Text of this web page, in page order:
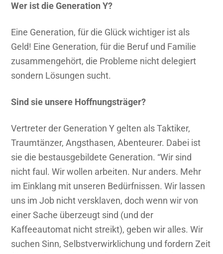
Wer ist die Generation Y?
Eine Generation, für die Glück wichtiger ist als
Geld! Eine Generation, für die Beruf und Familie
zusammengehört, die Probleme nicht delegiert
sondern Lösungen sucht.
Sind sie unsere Hoffnungsträger?
Vertreter der Generation Y gelten als Taktiker,
Traumtänzer, Angsthasen, Abenteurer. Dabei ist
sie die bestausgebildete Generation. “Wir sind
nicht faul. Wir wollen arbeiten. Nur anders. Mehr
im Einklang mit unseren Bedürfnissen. Wir lassen
uns im Job nicht versklaven, doch wenn wir von
einer Sache überzeugt sind (und der
Kaffeeautomat nicht streikt), geben wir alles. Wir
suchen Sinn, Selbstverwirklichung und fordern Zeit